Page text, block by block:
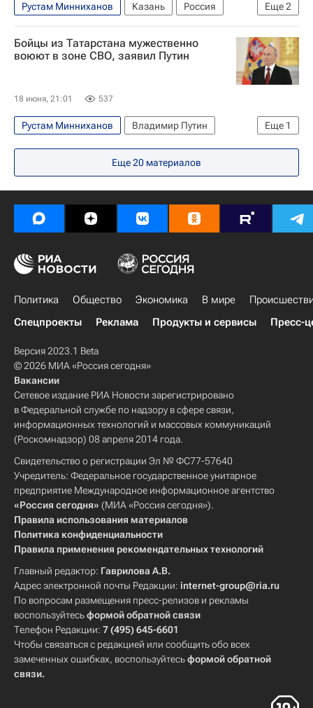
Еще2
Рустам Минниханов Казань
Россия
Владимир Путин
Саммит Россия — АСЕАН в Казани
Бойцы из Татарстана мужественно
воюют в зоне СВО, заявил Путин
18 июня, 21:01 537
Еще 1
Рустам Минниханов
Владимир Путин
Россия
Еще20 материалов
Политика Общество Экономика В мире
Спецпроекты
Реклама Продукты и сервисы Пресс-
Версия 2023.1 Beta
© 2026 МИА «Россия сегодня»
Вакансии
Сетевое издание РИА Новости зарегистрировано
в Федеральной службе по надзору в сфере связи,
информационных технологий и массовых коммуникаций
(Роскомнадзор) 08 апреля 2014 года.
Свидетельство о регистрации Эл № ФС77-57640
Учредитель: Федеральное государственное унитарное
предприятие Международное информационное агентство
«Россия сегодня» (МИА «Россия сегодня»).
Правила использования материалов
Политика конфиденциальности
Правила применения рекомендательных технологий
Главный редактор: Гаврилова А.В.
Адрес электронной почты Редакции: internet-group@ria.ru
По вопросам размещения пресс-релизов и рекламы
воспользуйтесьформой обратной связи
Телефон Редакции: 7 (495) 645-6601
Чтобы связаться с редакцией или сообщить обо всех
замеченных ошибках, воспользуйтесьформой обратной
связи.